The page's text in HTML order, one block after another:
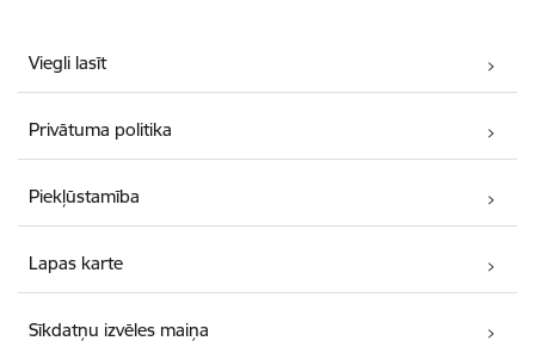
Viegli lasīt
Privātuma politika
Piekļūstamība
Lapas karte
Sīkdatņu izvēles maiņa